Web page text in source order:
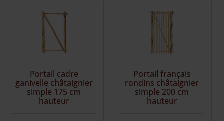
choisies
sur
choisies
Portail cadre
ganivelle châtaignier
simple 175 cm
hauteur
Portail français
rondins châtaignier
simple 200 cm
hauteur